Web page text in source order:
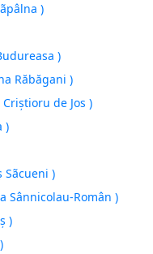
)
)
Răbăgani )
de Jos )
)
Sãcueni )
Sânnicolau-Român )
)